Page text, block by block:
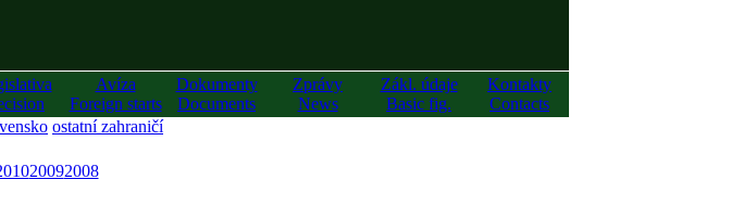
Avíza
Foreign starts
Dokumenty
Documents
Zprávy
News
Zákl. údaje
Basic fig.
Kontakty
Contacts
ostatní zahraničí
20092008